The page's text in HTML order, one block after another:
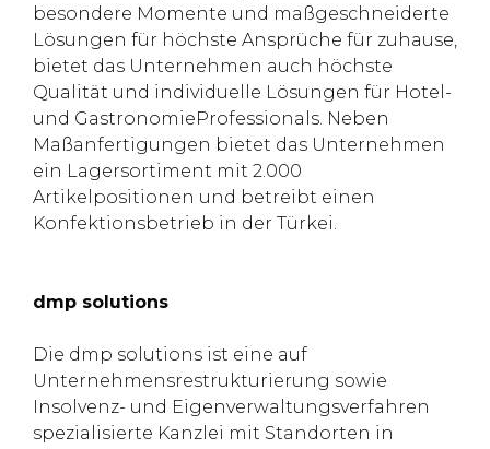
besondere Momente und maßgeschneiderte
Lösungen für höchste Ansprüche für zuhause,
bietet das Unternehmen auch höchste
Qualität und individuelle Lösungen für Hotel-
und GastronomieProfessionals. Neben
Maßanfertigungen bietet das Unternehmen
ein Lagersortiment mit 2.000
Artikelpositionen und betreibt einen
Konfektionsbetrieb in der Türkei.
dmp solutions
Die dmp solutions ist eine auf
Unternehmensrestrukturierung sowie
Insolvenz- und Eigenverwaltungsverfahren
spezialisierte Kanzlei mit Standorten in